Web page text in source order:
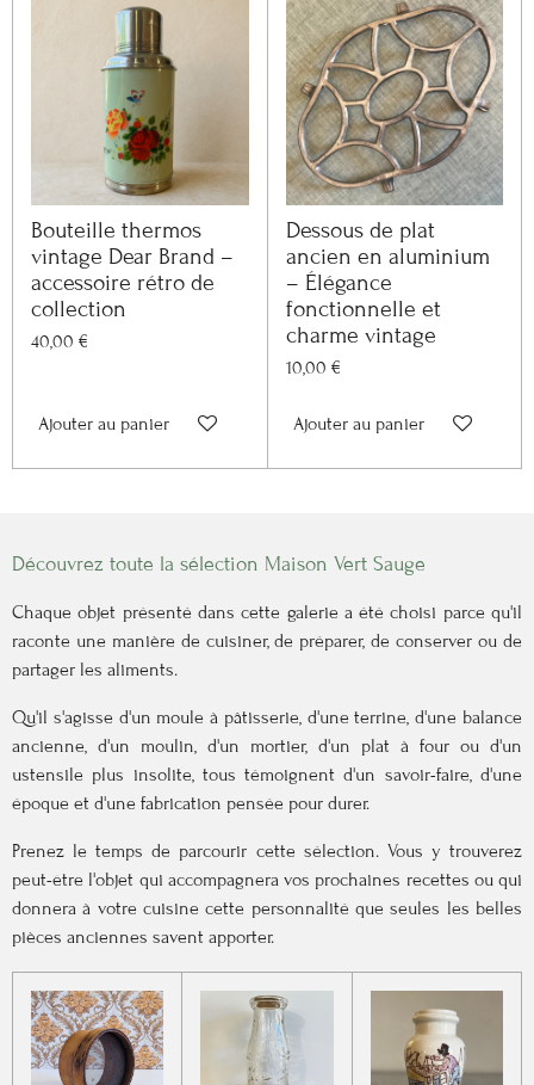
Bouteille thermos
vintage Dear Brand –
accessoire rétro de
collection
40,00 €
Ajouter au panier
Dessous de plat
ancien en aluminium
– Élégance
fonctionnelle et
charme vintage
10,00 €
Ajouter au panier
Découvrez toute la sélection Maison Vert Sauge
Chaque objet présenté dans cette galerie a été choisi parce qu'il
raconte une manière de cuisiner, de préparer, de conserver ou de
partager les aliments.
Qu'il s'agisse d'un moule à pâtisserie, d'une terrine, d'une balance
ancienne, d'un moulin, d'un mortier, d'un plat à four ou d'un
ustensile plus insolite, tous témoignent d'un savoir-faire, d'une
époque et d'une fabrication pensée pour durer.
Prenez le temps de parcourir cette sélection. Vous y trouverez
peut-être l'objet qui accompagnera vos prochaines recettes ou qui
donnera à votre cuisine cette personnalité que seules les belles
pièces anciennes savent apporter.